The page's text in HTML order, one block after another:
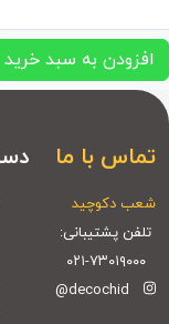
افزودن به سبد خرید
تماس با ما
شعب دکوچید
تلفن پشتیبانی:
۰۲۱-۷۳۰۱۹۰۰۰
@decochid